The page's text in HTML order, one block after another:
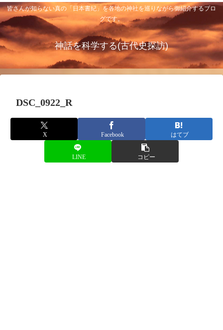
皆さんが知らない真の「日本書紀」を各地の神社を巡りながら御紹介するブロ
グです。
神話を科学する(古代史探訪)
DSC_0922_R
X Facebook はてブ
LINE コピー